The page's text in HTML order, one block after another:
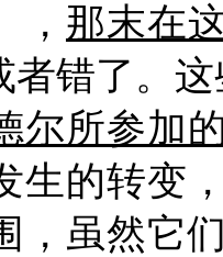
， 那末在
者错了。
尔所参加
生的转变
，虽然它